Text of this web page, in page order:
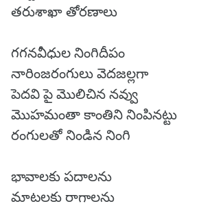
తరుశాఖా తోరణాలు
గగనవీధుల నింగిదీపం
నారింజరంగులు వెదజల్లగా
పెదవి పై మొలిచిన నవ్వు
మొహమంతా కాంతిని నింపినట్టు
రంగులతో నిండిన నింగి
భావాలకు పదాలను
మాటలకు రాగాలను